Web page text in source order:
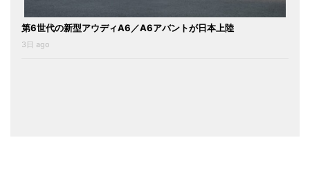
第6世代の新型アウディA6／A6アバントが日本上陸
3日 ago